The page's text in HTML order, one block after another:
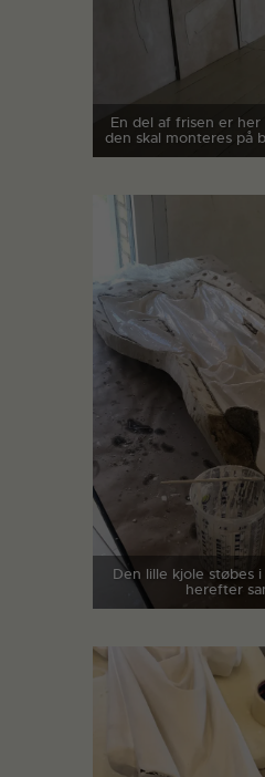
En del af frisen er
den skal monteres på
Den lille kjole støbes
herefter